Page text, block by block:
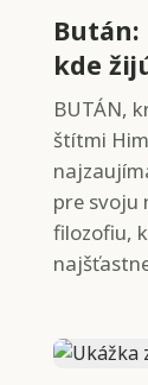
Bután:
kde
BUTÁN,
štítmi
pre svoju
filozofiu,